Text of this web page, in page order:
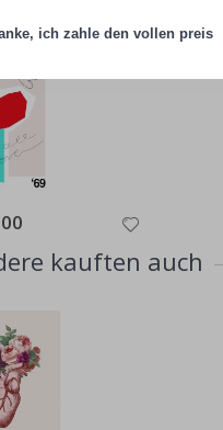
kauften auch
ich zahle den vollen preis